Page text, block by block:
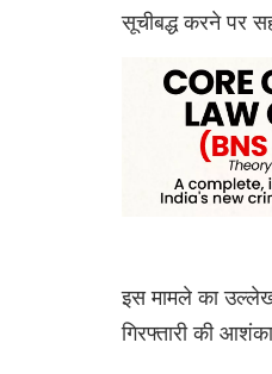
सूचीबद्ध करने पर
इस मामले का
गिरफ्तारी की